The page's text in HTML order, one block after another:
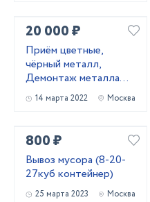
20 000 ₽
Приём цветные,
чёрный металл,
Демонтаж металла
конструкции
14 марта 2022 Москва
800 ₽
Вывоз мусора (8-20-
27куб контейнер)
25 марта 2023 Москва